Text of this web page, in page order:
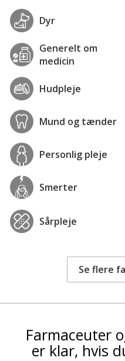
Dyr
Generelt om
medicin
Hudpleje
Mund og tænder
Personlig pleje
Smerter
Sårpleje
Se flere
Farmaceuter
er klar, hvis